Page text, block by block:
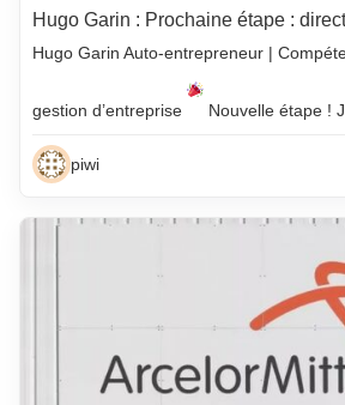
Hugo Garin : Prochaine étape :
Hugo Garin Auto-entrepreneur |
gestion d’entreprise Nouvelle étape !
piwi